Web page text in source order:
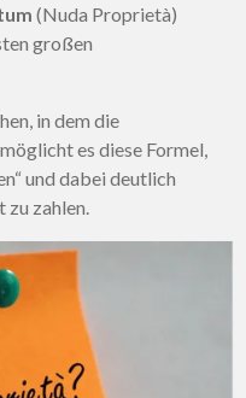
(Nuda Proprietà)
großen
in dem die
es diese Formel,
und dabei deutlich
zahlen.